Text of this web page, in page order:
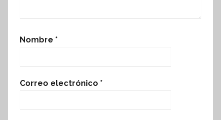
Nombre *
Correo electrónico *